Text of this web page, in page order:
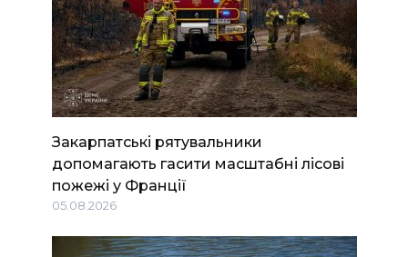
Закарпатські рятувальники
допомагають гасити масштабні лісові
пожежі у Франції
05.08.2026